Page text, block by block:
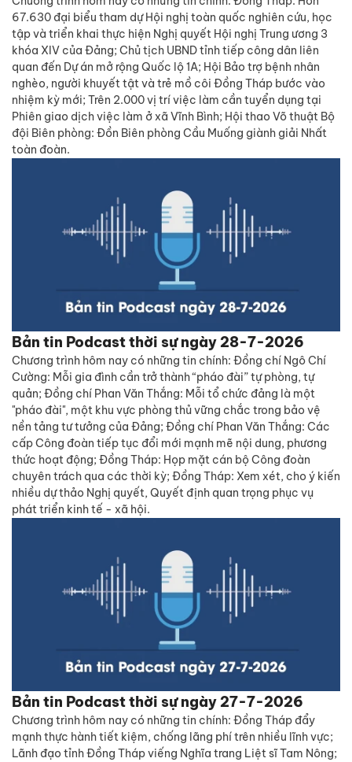
67.630 đại biểu tham dự Hội nghị toàn quốc nghiên cứu, học
tập và triển khai thực hiện Nghị quyết Hội nghị Trung ương 3
khóa XIV của Đảng; Chủ tịch UBND tỉnh tiếp công dân liên
quan đến Dự án mở rộng Quốc lộ 1A; Hội Bảo trợ bệnh nhân
nghèo, người khuyết tật và trẻ mồ côi Đồng Tháp bước vào
nhiệm kỳ mới; Trên 2.000 vị trí việc làm cần tuyển dụng tại
Phiên giao dịch việc làm ở xã Vĩnh Bình; Hội thao Võ thuật Bộ
đội Biên phòng: Đồn Biên phòng Cầu Muống giành giải Nhất
toàn đoàn.
Bản tin Podcast thời sự ngày 28-7-2026
Chương trình hôm nay có những tin chính: Đồng chí Ngô Chí
Cường: Mỗi gia đình cần trở thành “pháo đài” tự phòng, tự
quản; Đồng chí Phan Văn Thắng: Mỗi tổ chức đảng là một
"pháo đài", một khu vực phòng thủ vững chắc trong bảo vệ
nền tảng tư tưởng của Đảng; Đồng chí Phan Văn Thắng: Các
cấp Công đoàn tiếp tục đổi mới mạnh mẽ nội dung, phương
thức hoạt động; Đồng Tháp: Họp mặt cán bộ Công đoàn
chuyên trách qua các thời kỳ; Đồng Tháp: Xem xét, cho ý kiến
nhiều dự thảo Nghị quyết, Quyết định quan trọng phục vụ
phát triển kinh tế - xã hội.
Bản tin Podcast thời sự ngày 27-7-2026
Chương trình hôm nay có những tin chính: Đồng Tháp đẩy
mạnh thực hành tiết kiệm, chống lãng phí trên nhiều lĩnh vực;
Lãnh đạo tỉnh Đồng Tháp viếng Nghĩa trang Liệt sĩ Tam Nông;